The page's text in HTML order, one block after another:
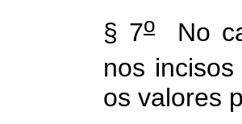
§ 7oNo
nos
os valores